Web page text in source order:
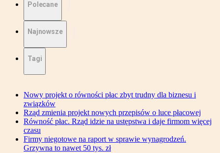
Polecane
Najnowsze
Tagi
Nowy projekt o równości płac zbyt trudny dla biznesu i
związków
Rząd zmienia projekt nowych przepisów o luce płacowej
Równość płac. Rząd idzie na ustępstwa i daje firmom więcej
czasu
Firmy niegotowe na raport w sprawie wynagrodzeń.
Grzywna to nawet 50 tys. zł